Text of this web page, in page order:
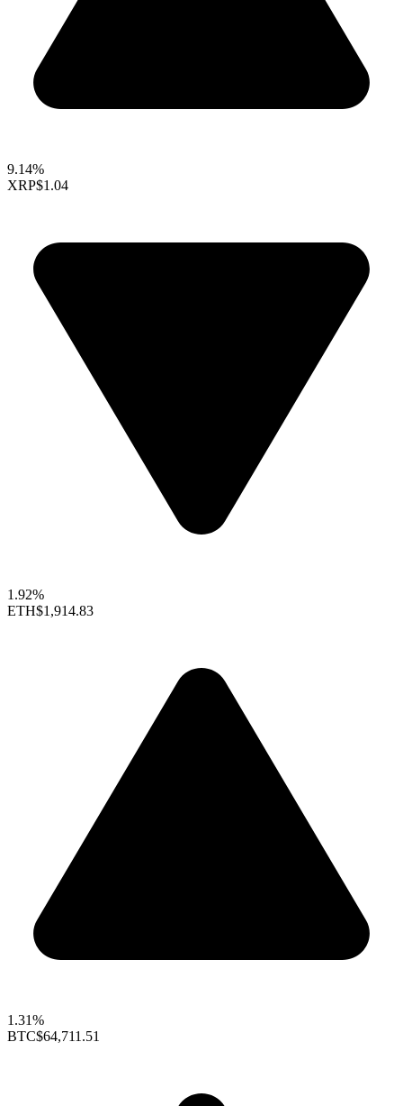
9.14%
XRP$1.04
1.92%
ETH$1,914.83
1.31%
BTC$64,711.51